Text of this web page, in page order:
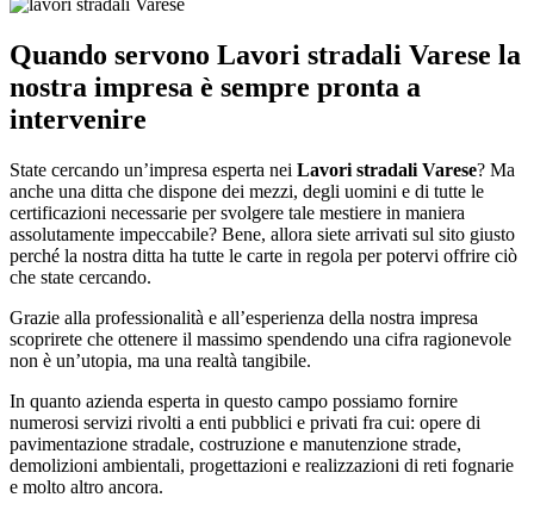
Quando servono Lavori stradali Varese la
nostra impresa è sempre pronta a
intervenire
State cercando un’impresa esperta nei Lavori stradali Varese? Ma
anche una ditta che dispone dei mezzi, degli uomini e di tutte le
certificazioni necessarie per svolgere tale mestiere in maniera
assolutamente impeccabile? Bene, allora siete arrivati sul sito giusto
perché la nostra ditta ha tutte le carte in regola per potervi offrire ciò
che state cercando.
Grazie alla professionalità e all’esperienza della nostra impresa
scoprirete che ottenere il massimo spendendo una cifra ragionevole
non è un’utopia, ma una realtà tangibile.
In quanto azienda esperta in questo campo possiamo fornire
numerosi servizi rivolti a enti pubblici e privati fra cui: opere di
pavimentazione stradale, costruzione e manutenzione strade,
demolizioni ambientali, progettazioni e realizzazioni di reti fognarie
e molto altro ancora.